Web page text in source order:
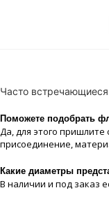
Часто
Поможете подобрать
Да, для этого
присоединение,
Какие диaметры
В наличии и под заказ